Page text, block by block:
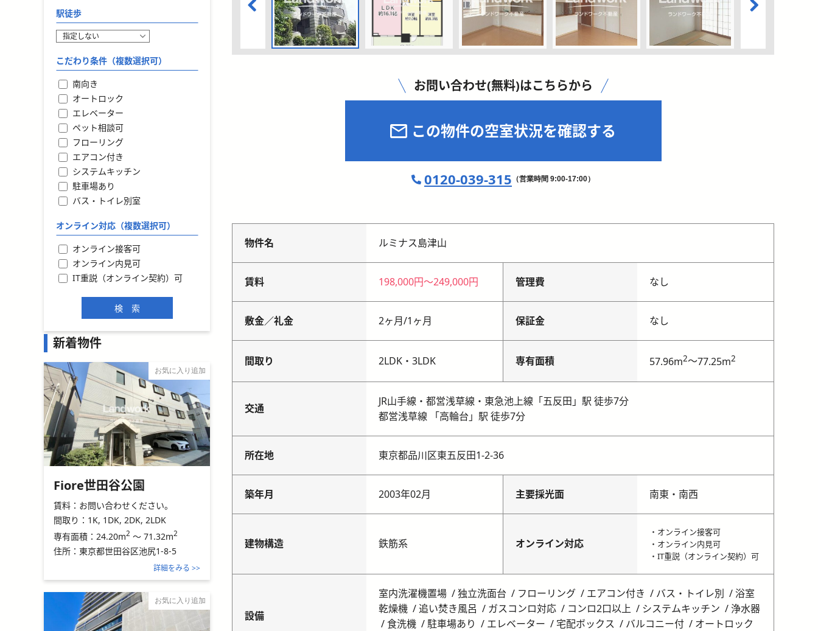
お問い合わせ(無料)はこちらから
この物件の空室状況を確認する
0120-039-315 （営業時間 9:00-17:00）
物件名 ルミナス島津山
賃料 198,000円〜249,000円 管理費 なし
敷金／礼金 2ヶ月/1ヶ月 保証金 なし
間取り 2LDK・3LDK 専有面積 57.96m2～77.25m2
交通
JR山手線・都営浅草線・東急池上線「五反田」駅 徒歩7分
都営浅草線 「高輪台」駅 徒歩7分
所在地 東京都品川区東五反田1-2-36
築年月 2003年02月 主要採光面 南東・南西
建物構造 鉄筋系 オンライン対応
・オンライン接客可
・オンライン内見可
・IT重説（オンライン契約）可
設備
室内洗濯機置場 独立洗面台 フローリング エアコン付き バス・トイレ別
浴室
乾燥機
追い焚き風呂 ガスコンロ対応 コンロ2口以上 システムキッチン
浄水器
食洗機
駐車場あり エレベーター 宅配ボックス バルコニー付
オートロック
駅徒歩
こだわり条件（複数選択可）
南向き
オートロック
エレベーター
ペット相談可
フローリング
エアコン付き
システムキッチン
駐車場あり
バス・トイレ別室
オンライン対応（複数選択可）
オンライン接客可
オンライン内見可
IT重説（オンライン契約）可
新着物件
お気に入り追加
Fiore世田谷公園
賃料： お問い合わせください。
間取り： 1K, 1DK, 2DK, 2LDK
専有面積： 24.20m2 ～ 71.32m2
住所： 東京都世田谷区池尻1-8-5
詳細をみる >>
お気に入り追加